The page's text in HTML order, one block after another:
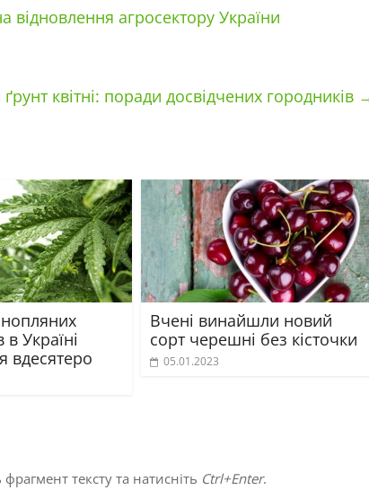
відновлення агросектору України
квітні: поради досвідчених городників
Україні
вдесятеро
Вчені винайшли новий
сорт черешні без кісточки
05.01.2023
тексту та натисніть Ctrl+Enter.